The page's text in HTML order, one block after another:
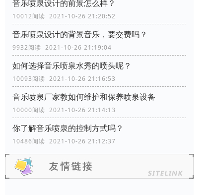
音乐喷泉设计的前景怎么样？
10012阅读 2021-10-26 21:20:52
音乐喷泉设计的背景音乐，要交费吗？
9932阅读 2021-10-26 21:19:04
如何选择音乐喷泉水秀的喷头呢？
10093阅读 2021-10-26 21:16:53
音乐喷泉厂家教如何维护和保养喷泉设备
10000阅读 2021-10-26 21:14:13
你了解音乐喷泉的控制方式吗？
10486阅读 2021-10-26 21:12:37